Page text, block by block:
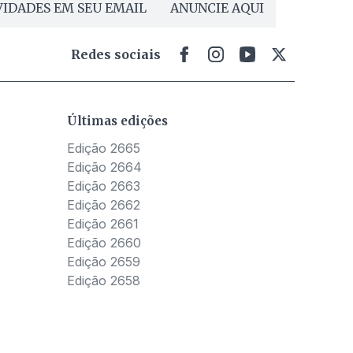
EM SEU EMAIL ANUNCIE AQUI
Redes sociais
Últimas edições
Edição 2665
Edição 2664
Edição 2663
Edição 2662
Edição 2661
Edição 2660
Edição 2659
Edição 2658